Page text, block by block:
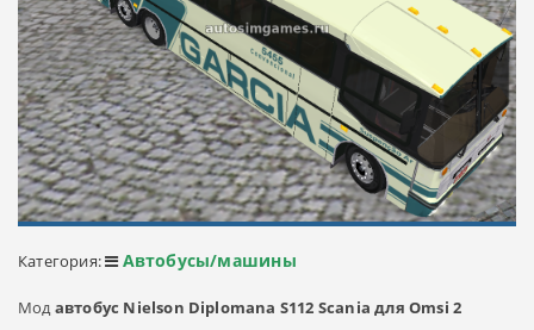
Категория: Автобусы/машины
Модавтобус Nielson Diplomana S112 Scania для Omsi 2